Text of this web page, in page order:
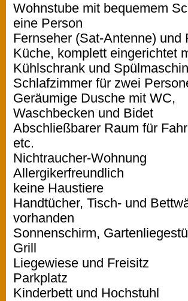
Wohnstube mit bequemem
eine Person
Fernseher (Sat-Antenne) und
Küche, komplett eingerichtet
Kühlschrank und
Schlafzimmer für zwei
Geräumige Dusche mit WC,
Waschbecken und Bidet
Abschließbarer Raum für
etc.
Nichtraucher-Wohnung
Allergikerfreundlich
keine Haustiere
Handtücher, Tisch- und
vorhanden
Sonnenschirm,
Grill
Liegewiese und Freisitz
Parkplatz
Kinderbett und Hochstuhl